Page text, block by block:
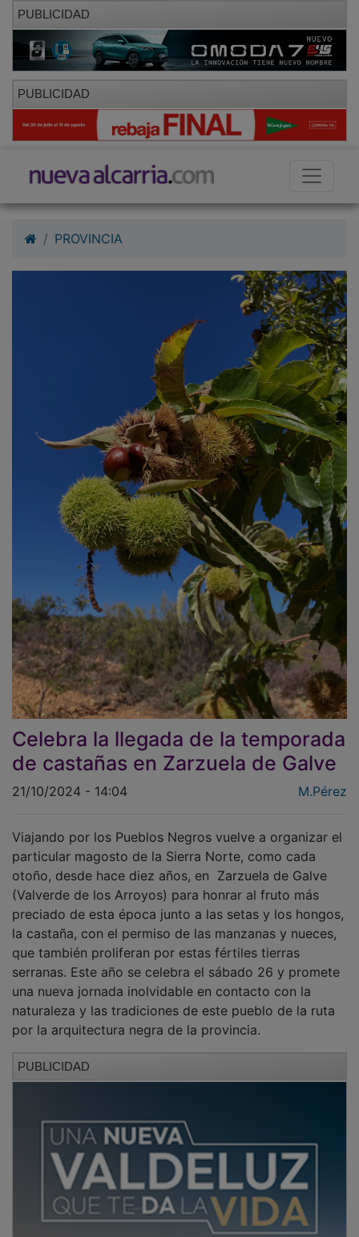
PUBLICIDAD
PUBLICIDAD
Celebra la llegada de la temporada
de castañas en Zarzuela de Galve
particular magosto de la Sierra Norte, como cada
otoño, desde hace diez años, en Zarzuela de Galve
(Valverde de los Arroyos) para honrar al fruto más
preciado de esta época junto a las setas y los hongos,
la castaña, con el permiso de las manzanas y nueces,
que también proliferan por estas fértiles tierras
serranas. Este año se celebra el sábado 26 y promete
una nueva jornada inolvidable en contacto con la
naturaleza y las tradiciones de este pueblo de la ruta
por la arquitectura negra de la provincia.